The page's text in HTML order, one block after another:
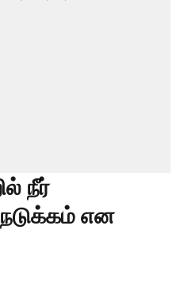
நீர்
என